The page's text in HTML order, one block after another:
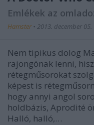
Emlékek az
Hamster • 2013. december 05.
Nem tipikus dolog
rajongónak lenni,
rétegműsorokat
képest is
hogy annyi angol
holdbázis, Aprodité
Halló, halló,…